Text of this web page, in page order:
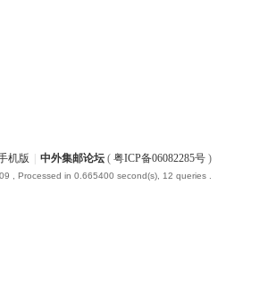
机版 中外集邮论坛 ( 粤ICP备06082285号 )
, Processed in 0.665400 second(s), 12 queries .